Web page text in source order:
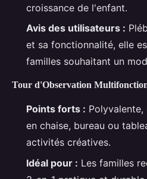
croissance de l'enfant.
Avis des utilisateurs :
et sa fonctionnalité, elle
familles souhaitant un
Tour d'Observation
Points forts :
en chaise, bureau ou
activités créatives.
Idéal pour : Les familles